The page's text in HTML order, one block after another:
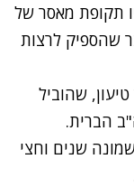
תקופת מאסר של
שהספיק לרצות
שהוביל
הברית.
שנים וחצי